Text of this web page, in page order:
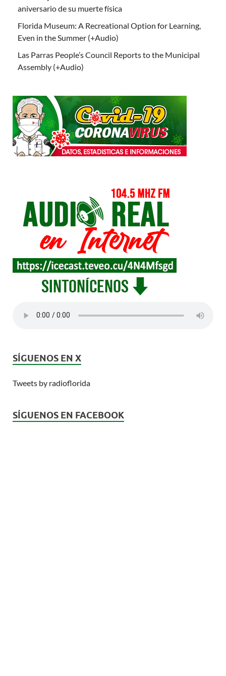
aniversario de su muerte física
Florida Museum: A Recreational Option for Learning,
Even in the Summer (+Audio)
Las Parras People’s Council Reports to the Municipal
Assembly (+Audio)
SÍGUENOS EN X
Tweets by radioflorida
SÍGUENOS EN FACEBOOK